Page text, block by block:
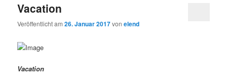
Vacation
Veröffentlicht am26. Januar 2017vonelend
Vacation